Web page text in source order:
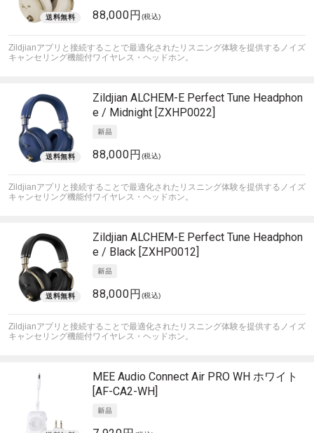
88,000円 (税込)
Zildjianアプリと接続することで最適化されたリスニング体験を提供するノイズ
キャンセリング機能付ワイヤレス・ヘッドホン。
Zildjian ALCHEM-E Perfect Tune Headphon
e / Midnight [ZXHP0022]
88,000円 (税込)
Zildjianアプリと接続することで最適化されたリスニング体験を提供するノイズ
キャンセリング機能付ワイヤレス・ヘッドホン。
Zildjian ALCHEM-E Perfect Tune Headphon
e / Black [ZXHP0012]
88,000円 (税込)
Zildjianアプリと接続することで最適化されたリスニング体験を提供するノイズ
キャンセリング機能付ワイヤレス・ヘッドホン。
MEE Audio Connect Air PRO WH ホワイト
[AF-CA2-WH]